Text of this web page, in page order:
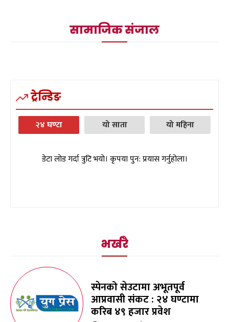
सामाजिक संजाल
ट्रेन्डिङ
२४ घण्टा यो साता यो महिना
डेटा लोड गर्दा त्रुटि भयो। कृपया पुन: प्रयास गर्नुहोला।
भर्खरै
स्पेनको सेउटामा अभूतपूर्व
आप्रवासी संकट : २४ घण्टामा
करिब ४९ हजार प्रवेश